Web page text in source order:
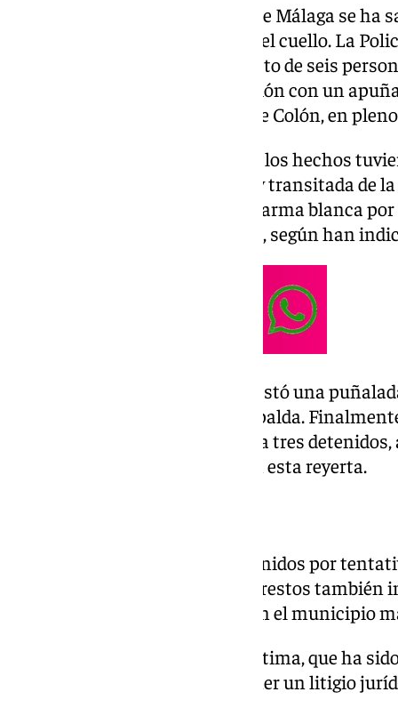
Una trifulca en pleno corazón de Málaga se ha
herido por varias puñaladas en el cuello. La
mañana de este jueves del arresto de seis
tentativa de homicidio en relación con un
miércoles en la calle Alameda de Colón, en
Según detalla el cuerpo policial, los hechos
plena luz del día en una vía muy transitada de
sufrió varias puñaladas con un arma blanca
acompañado por más personas, según han
Así, de manera sorpresiva le asestó una
alcanzándole de nuevo en la espalda.
vehículos. En un principio había tres
seis las personas implicadas en esta reyerta.
Los seis hombres han sido detenidos por
capital malagueña -en cuyos arrestos
Málaga- y otros dos en la A-45 en el municipio
Según las citadas fuentes, la víctima, que ha
autores se conocen por mantener un litigio